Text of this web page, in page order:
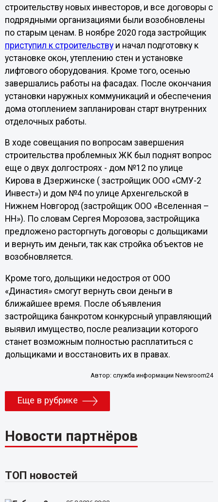
строительству новых инвесторов, и все договоры с
подрядными организациями были возобновлены
по старым ценам. В ноябре 2020 года застройщик
приступил к строительствуи начал подготовку к
установке окон, утеплению стен и установке
лифтового оборудования. Кроме того, осенью
завершались работы на фасадах. После окончания
установки наружных коммуникаций и обеспечения
дома отоплением запланирован старт внутренних
отделочных работы.
В ходе совещания по вопросам завершения
строительства проблемных ЖК был поднят вопрос
еще о двух долгостроях - дом №12 по улице
Кирова в Дзержинске ( застройщик ООО «СМУ-2
Инвест») и дом №4 по улице Архенгельской в
Нижнем Новгород (застройщик ООО «Вселенная –
НН»). По словам Сергея Морозова, застройщика
предложено расторгнуть договоры с дольщиками
и вернуть им деньги, так как стройка объектов не
возобновляется.
Кроме того, дольщики недостроя от ООО
«Династия» смогут вернуть свои деньги в
ближайшее время. После объявления
застройщика банкротом конкурсный управляющий
выявил имущество, после реализации которого
станет возможным полностью расплатиться с
дольщиками и восстановить их в правах.
Автор:служба информации Newsroom24
Еще в рубрике
Новости партнёров
ТОП новостей